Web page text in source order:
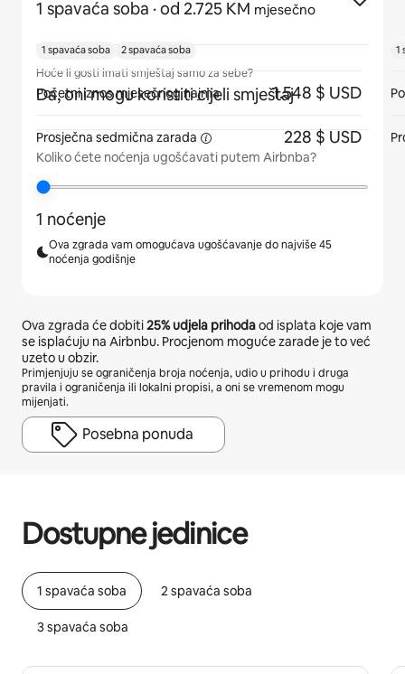
1 spavaća soba · od 2.725 KM mjesečno
Hoće li gosti imati smještaj samo za sebe?
Da, oni mogu koristiti cijeli smještaj
Koliko ćete noćenja ugošćavati putem Airbnba?
1 noćenje
Ova zgrada vam omogućava ugošćavanje do najviše 45
noćenja godišnje
Ova zgrada će dobiti25%udjela prihodaod isplata koje vam
se isplaćuju na Airbnbu. Procjenom moguće zarade je to već
uzeto u obzir.
Primjenjuju se ograničenja broja noćenja, udio u prihodu i druga
pravila i ograničenja ili lokalni propisi, a oni se vremenom mogu
mijenjati.
Posebna ponuda
Dostupne jedinice
1 spavaća soba 2 spavaća soba
3 spavaća soba
1 spavaća soba 2 spavaća soba
Početni iznos mjesečnog najma 1.548 $ USD
Prosječna sedmična zarada 228 $ USD
1